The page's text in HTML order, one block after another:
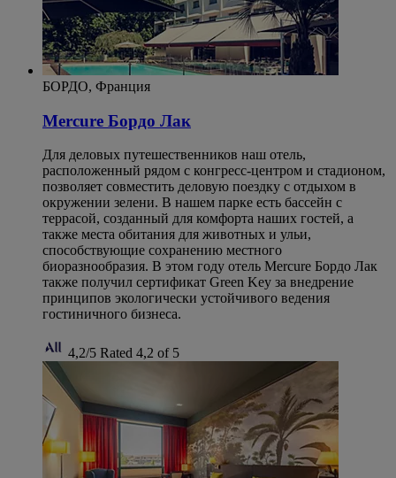
БОРДО, Франция
Mercure Бордо Лак
Для деловых путешественников наш отель,
расположенный рядом с конгресс-центром и стадионом,
позволяет совместить деловую поездку с отдыхом в
окружении зелени. В нашем парке есть бассейн с
террасой, созданный для комфорта наших гостей, а
также места обитания для животных и ульи,
способствующие сохранению местного
биоразнообразия. В этом году отель Mercure Бордо Лак
также получил сертификат Green Key за внедрение
принципов экологически устойчивого ведения
гостиничного бизнеса.
4,2/5 Rated 4,2 of 5